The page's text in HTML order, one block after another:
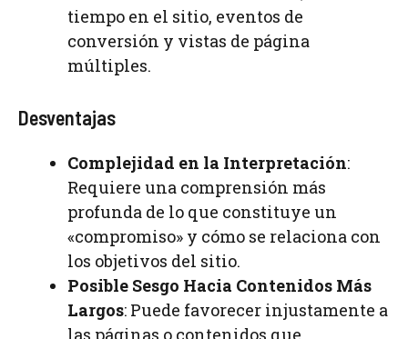
tiempo en el sitio, eventos de
conversión y vistas de página
múltiples.
Desventajas
Complejidad en la Interpretación:
Requiere una comprensión más
profunda de lo que constituye un
«compromiso» y cómo se relaciona con
los objetivos del sitio.
Posible Sesgo Hacia Contenidos Más
Largos: Puede favorecer injustamente a